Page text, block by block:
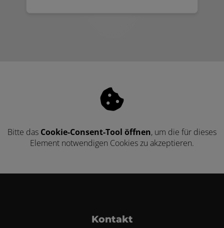
Bitte das Cookie-Consent-Tool öffnen, um die für dieses
Element notwendigen Cookies zu akzeptieren.
Kontakt